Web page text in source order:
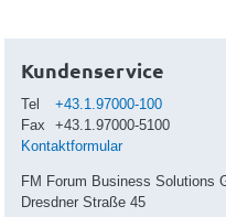
Kundenservice
Tel
+43.1.97000-100
Fax
+43.1.97000-5100
Kontaktformular
FM Forum Business Solutions
Dresdner Straße 45